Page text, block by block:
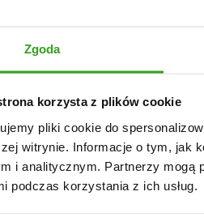
Zgoda
korzysta z plików cookie
pliki cookie do
witrynie. Informacje o tym, jak
i analitycznym. Partnerzy mogą
podczas korzystania z ich usług.
Zalety używania
Korzystanie z łuparek ma
Ponieważ pozwalają one
samym można dzięki nim